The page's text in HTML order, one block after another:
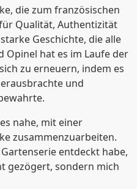
die zum französischen
Qualität, Authentizität
Geschichte, die alle
Opinel hat es im Laufe der
zu erneuern, indem es
und
nahe, mit einer
zusammenzuarbeiten.
entdeckt habe,
gezögert, sondern mich